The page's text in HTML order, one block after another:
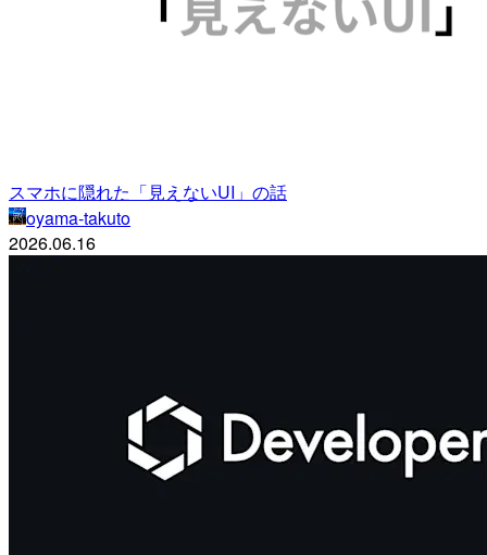
スマホに隠れた「見えないUI」の話
oyama-takuto
2026.06.16